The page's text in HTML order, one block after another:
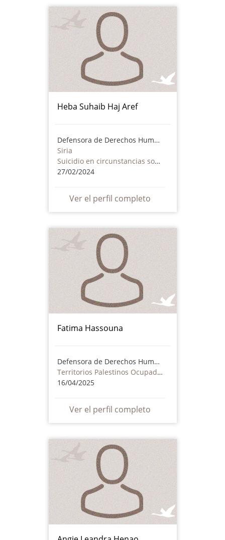
Heba Suhaib Haj Aref
Defensora de Derechos Humanos
Siria
Suicidio en circunstancias sospechosas
27/02/2024
Ver el perfil completo
Fatima Hassouna
Defensora de Derechos Humanos
Territorios Palestinos Ocupados
16/04/2025
Ver el perfil completo